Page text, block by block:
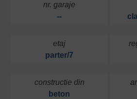
nr. garaje
--
etaj
parter/7
constructie din
beton